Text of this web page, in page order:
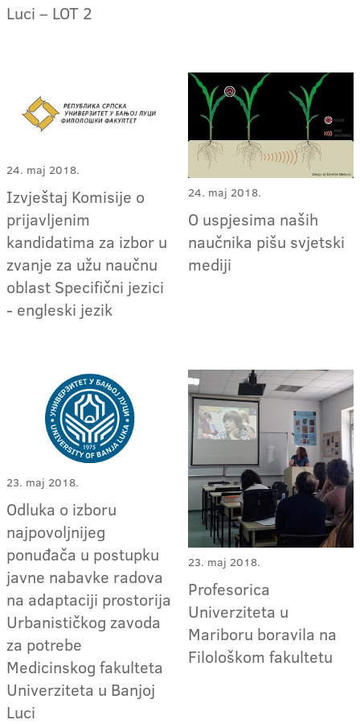
Luci – LOT 2
24. maj 2018.
Izvještaj Komisije o
prijavljenim
kandidatima za izbor u
zvanje za užu naučnu
oblast Specifični jezici
- engleski jezik
24. maj 2018.
O uspjesima naših
naučnika pišu svjetski
mediji
23. maj 2018.
Odluka o izboru
najpovoljnijeg
ponuđača u postupku
javne nabavke radova
na adaptaciji prostorija
Urbanističkog zavoda
za potrebe
Medicinskog fakulteta
Univerziteta u Banjoj
Luci
23. maj 2018.
Profesorica
Univerziteta u
Mariboru boravila na
Filološkom fakultetu